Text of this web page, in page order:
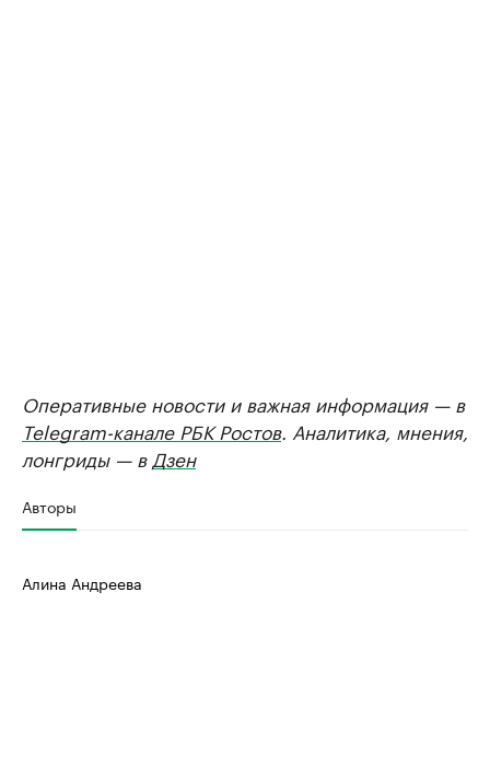
Оперативные новости и важная информация — в
Telegram-канале РБК Ростов. Аналитика, мнения,
лонгриды — в Дзен
Авторы
Алина Андреева